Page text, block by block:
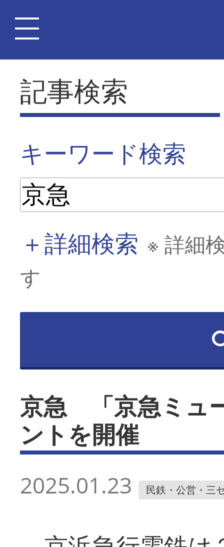
記事検索
キーワード検索
＋詳細検索 ※ 詳細
す
京急 「京急ミュ
ントを開催
2025.01.23 民鉄・公営・三